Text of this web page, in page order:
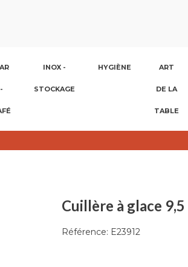
-
INOX -
STOCKAGE
HYGIÈNE ART
DE LA
TABLE
Cuillère à glace
Référence: E23912